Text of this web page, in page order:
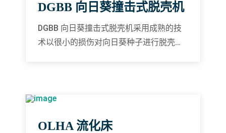
DGBB 向日葵撞击式脱壳机
DGBB 向日葵撞击式脱壳机采用成熟的技
术以很小的损伤对向日葵种子进行脱壳，
OLHA 流化床